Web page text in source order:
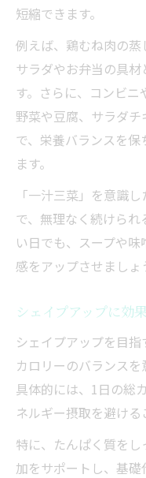
短縮できます。
例えば、鶏むね肉の蒸
サラダやお弁当の具
す。さらに、コンビ
野菜や豆腐、サラダ
で、栄養バランスを
ます。
「一汁三菜」を意識
で、無理なく続けら
い日でも、スープや
感をアップさせましょ
シェイプアップに効
シェイプアップを目
カロリーのバランスを
具体的には、1日の総
ネルギー摂取を避ける
特に、たんぱく質を
加をサポートし、基